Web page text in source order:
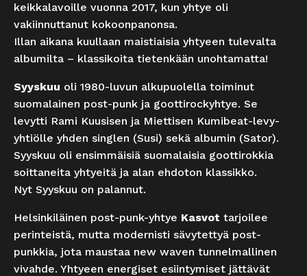
keikkalavoille vuonna 2017, kun yhtye oli
vakiinnuttanut kokoonpanonsa.
Illan aikana kuullaan maistiaisia yhtyeen tulevalta
albumilta – klassikoita tietenkään unohtamatta!
Syyskuu oli 1980-luvun alkupuolella toiminut
suomalainen post-punk ja goottirockyhtye. Se
levytti Rami Kuusisen ja Miettisen Kumibeat-levy-
yhtiölle yhden singlen (Susi) sekä albumin (Sator).
Syyskuu oli ensimmäisiä suomalaisia goottirokkia
soittaneita yhtyeitä ja alan ehdoton klassikko.
Nyt Syyskuu on palannut.
Helsinkiläinen post-punk-yhtye Kasvot tarjoilee
perinteistä, mutta modernisti sävytettyä post-
punkkia, jota maustaa new waven tunnelmallinen
vivahde. Yhtyeen energiset esiintymiset jättävät